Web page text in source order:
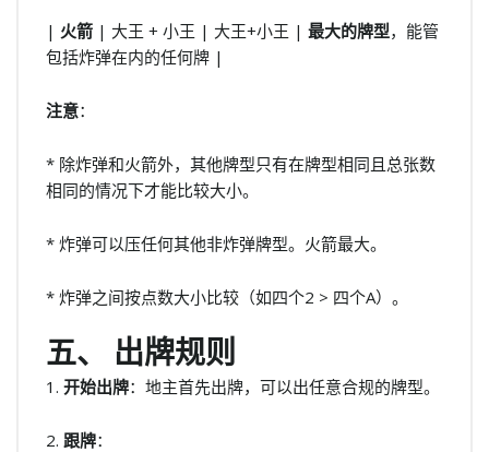
| 火箭 | 大王 + 小王 | 大王+小王 | 最大的牌型，能管
包括炸弹在内的任何牌 |
注意：
* 除炸弹和火箭外，其他牌型只有在牌型相同且总张数
相同的情况下才能比较大小。
* 炸弹可以压任何其他非炸弹牌型。火箭最大。
* 炸弹之间按点数大小比较（如四个2 > 四个A）。
五、 出牌规则
1. 开始出牌：地主首先出牌，可以出任意合规的牌型。
2. 跟牌：